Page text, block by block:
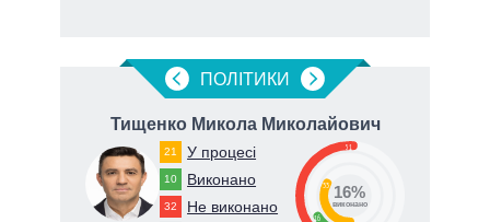
ПОЛIТИКИ
Тищенко Микола Миколайович
21 У процесі
10 Виконано
32 Не виконано
51
16
33 16%
виконано